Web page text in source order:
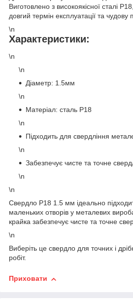
Виготовлено з високоякісної сталі
довгий термін експлуатації та чудову
\n
Характеристики:
\n
\n
Діаметр: 1.5мм
\n
Матеріал: сталь Р18
\n
Підходить для свердління
\n
Забезпечує чисте та точне
\n
\n
Свердло Р18 1.5 мм ідеально
маленьких отворів у металевих
крайка забезпечує чисте та точне
\n
Виберіть це свердло для точних і
робіт.
Приховати